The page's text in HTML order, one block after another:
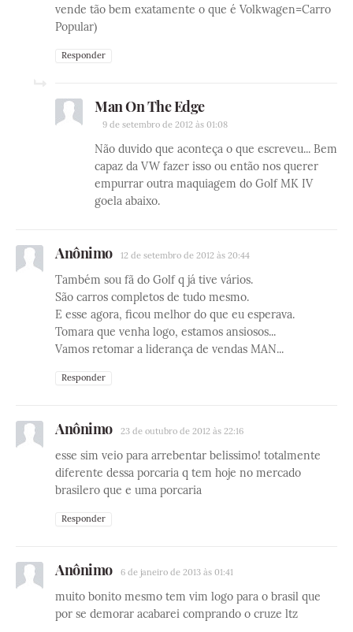
vende tão bem exatamente o que é Volkwagen=Carro
Popular)
Responder
Man On The Edge
9 de setembro de 2012 às 01:08
Não duvido que aconteça o que escreveu... Bem
capaz da VW fazer isso ou então nos querer
empurrar outra maquiagem do Golf MK IV
goela abaixo.
Anônimo 12 de setembro de 2012 às 20:44
Também sou fã do Golf q já tive vários.
São carros completos de tudo mesmo.
E esse agora, ficou melhor do que eu esperava.
Tomara que venha logo, estamos ansiosos...
Vamos retomar a liderança de vendas MAN...
Responder
Anônimo 23 de outubro de 2012 às 22:16
esse sim veio para arrebentar belissimo! totalmente
diferente dessa porcaria q tem hoje no mercado
brasilero que e uma porcaria
Responder
Anônimo 6 de janeiro de 2013 às 01:41
muito bonito mesmo tem vim logo para o brasil que
por se demorar acabarei comprando o cruze ltz